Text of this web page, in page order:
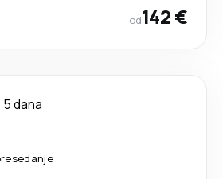
od142 €
5 dana